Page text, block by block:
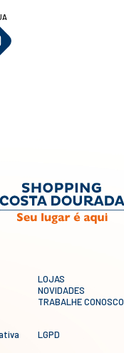
LOJAS
NOVIDADES
TRABALHE CONOSCO
LGPD